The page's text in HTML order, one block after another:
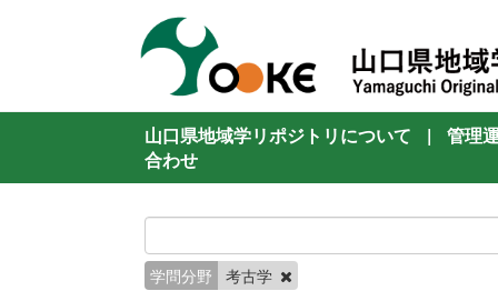
山口県地域学リポジトリについて |
管理
合わせ
学問分野 考古学